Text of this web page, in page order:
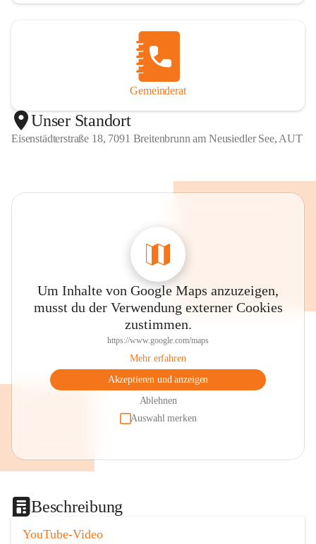
Gemeinderat
Unser Standort
Eisenstädterstraße 18, 7091 Breitenbrunn am Neusiedler See, AUT
Um Inhalte von Google Maps anzuzeigen,
musst du der Verwendung externer Cookies
zustimmen.
https://www.google.com/maps
Mehr erfahren
Akzeptieren und anzeigen
Ablehnen
Auswahl merken
Beschreibung
YouTube-Video